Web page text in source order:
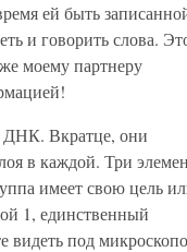
ей быть
и говорить слова.
моему партнеру
ДНК. Вкратце, они
в каждой. Три
имеет свою цель
1, единственный
видеть под